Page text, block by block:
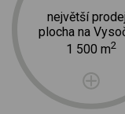
největší
plocha na
1 500 m2